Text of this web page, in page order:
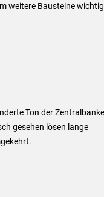
weitere Bausteine
Ton der
gesehen lösen lange